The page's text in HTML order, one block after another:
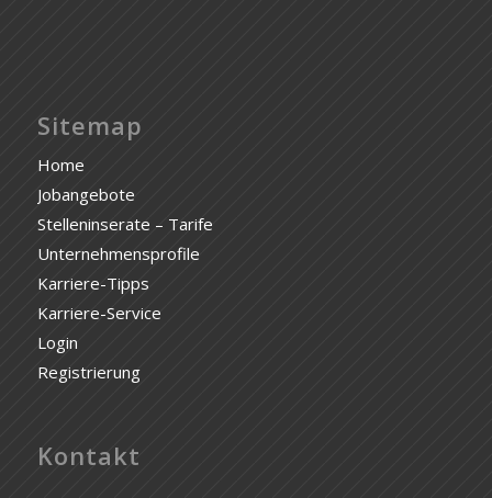
Sitemap
Home
Jobangebote
Stelleninserate – Tarife
Unternehmensprofile
Karriere-Tipps
Karriere-Service
Login
Registrierung
Kontakt